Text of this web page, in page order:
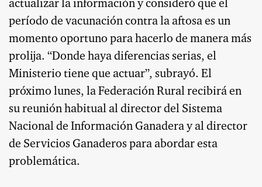
actualizar la información y consideró que el
período de vacunación contra la aftosa es un
momento oportuno para hacerlo de manera más
prolija. “Donde haya diferencias serias, el
Ministerio tiene que actuar”, subrayó. El
próximo lunes, la Federación Rural recibirá en
su reunión habitual al director del Sistema
Nacional de Información Ganadera y al director
de Servicios Ganaderos para abordar esta
problemática.